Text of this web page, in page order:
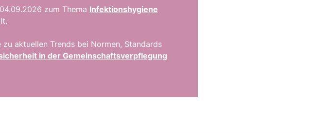
zum Thema Infektionshygiene
aktuellen Trends bei Normen, Standards
in der Gemeinschaftsverpflegung